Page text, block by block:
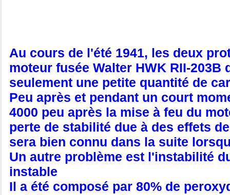
Au cours de l'été 1941, les deux
moteur fusée Walter HWK RII-
seulement une petite quantité de
Peu après et pendant un court
4000 peu après la mise à feu du
perte de stabilité due à des effets
sera bien connu dans la suite
Un autre problème est l'instabilité
instable
Il a été composé par 80% de